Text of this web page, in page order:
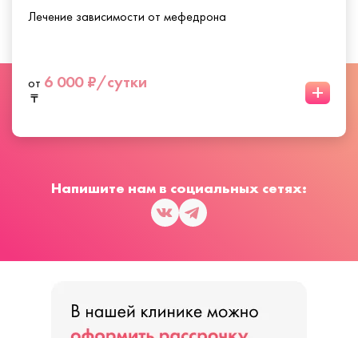
Лечение зависимости от мефедрона
от 6 000 ₽/сутки +
Напишите нам в социальных сетях: